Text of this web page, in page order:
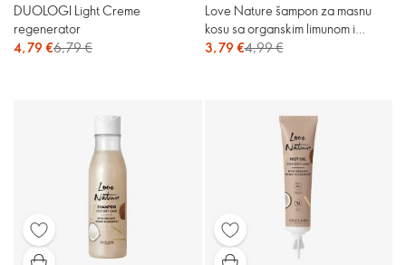
DUOLOGI Light Creme
regenerator
4,79 €6,79 €
Love Nature šampon za masnu
kosu sa organskim limunom i
nanom
3,79 €4,99 €